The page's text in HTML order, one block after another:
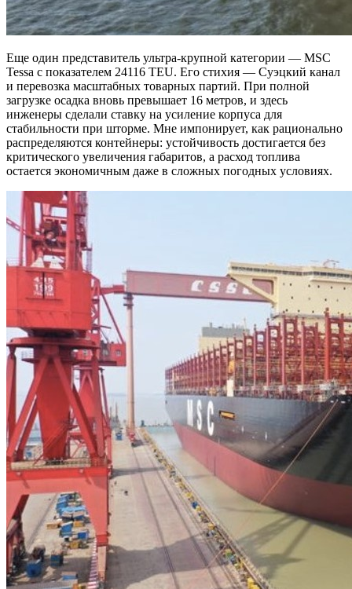
Еще один представитель ультра-крупной категории — MSC
Tessa с показателем 24116 TEU. Его стихия — Суэцкий канал
и перевозка масштабных товарных партий. При полной
загрузке осадка вновь превышает 16 метров, и здесь
инженеры сделали ставку на усиление корпуса для
стабильности при шторме. Мне импонирует, как рационально
распределяются контейнеры: устойчивость достигается без
критического увеличения габаритов, а расход топлива
остается экономичным даже в сложных погодных условиях.